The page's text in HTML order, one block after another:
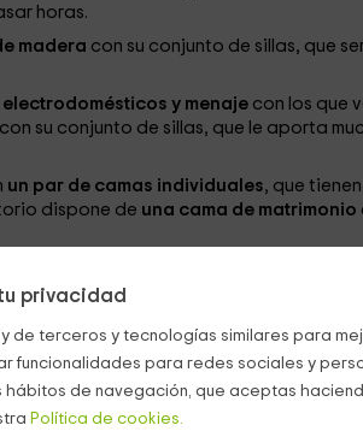
privacidad
de terceros y tecnologías similares para
funcionalidades para redes sociales y
hábitos de navegación, que aceptas
Política de cookies.
horas.
madera con su conjunto de sillas, que
electrodomésticos y menajecon los que
con su conjunto de sillas, que le aporta
un par de camas individuales, que
dispone de una cama de matrimonio